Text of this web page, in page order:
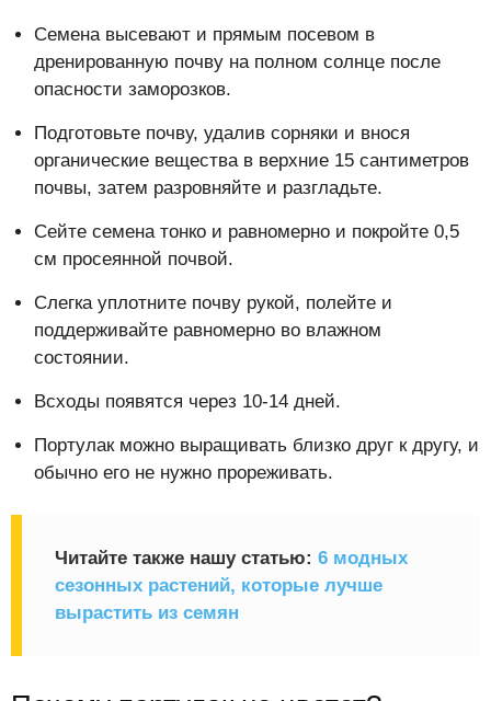
Семена высевают и прямым посевом в
дренированную почву на полном солнце после
опасности заморозков.
Подготовьте почву, удалив сорняки и внося
органические вещества в верхние 15 сантиметров
почвы, затем разровняйте и разгладьте.
Сейте семена тонко и равномерно и покройте 0,5
см просеянной почвой.
Слегка уплотните почву рукой, полейте и
поддерживайте равномерно во влажном
состоянии.
Всходы появятся через 10-14 дней.
Портулак можно выращивать близко друг к другу, и
обычно его не нужно прореживать.
Читайте также нашу статью: 6 модных
сезонных растений, которые лучше
вырастить из семян